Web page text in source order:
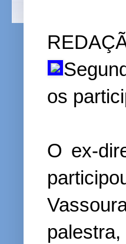
os
O ex-